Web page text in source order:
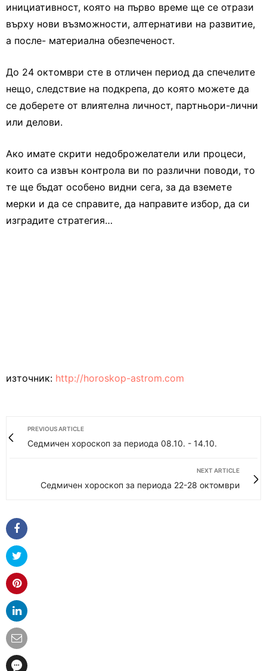
инициативност, която на първо време ще се отрази
върху нови възможности, алтернативи на развитие,
а после- материална обезпеченост.
До 24 октомври сте в отличен период да спечелите
нещо, следствие на подкрепа, до която можете да
се доберете от влиятелна личност, партньори-лични
или делови.
Ако имате скрити недоброжелатели или процеси,
които са извън контрола ви по различни поводи, то
те ще бъдат особено видни сега, за да вземете
мерки и да се справите, да направите избор, да си
изградите стратегия…
източник: http://horoskop-astrom.com
PREVIOUS ARTICLE
Седмичен хороскоп за периода 08.10. - 14.10.
NEXT ARTICLE
Седмичен хороскоп за периода 22-28 октомври